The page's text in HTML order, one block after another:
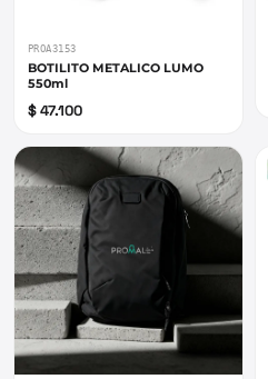
PROA3153
BOTILITO METALICO LUMO
550ml
$ 47.100